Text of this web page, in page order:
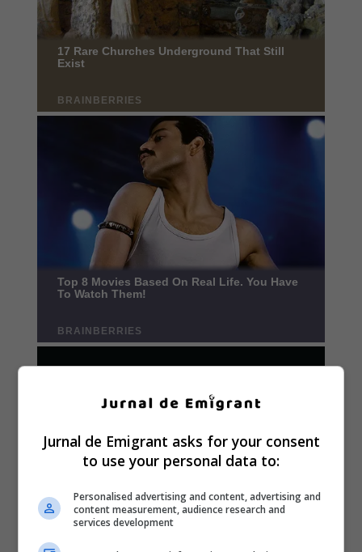
Jurnal de Emigrant asks for your consent
to use your personal data to:
Personalised advertising and content, advertising and
content measurement, audience research and
services development